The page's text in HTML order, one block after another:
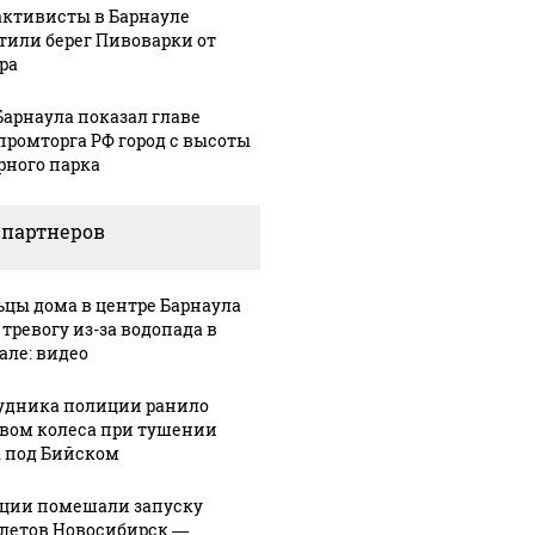
30 ноября, 10:27
министра
спорта и
в Барнауле
берег Пивоварки от
показал главе
РФ город с высоты
парка
дома в центре Барнаула
из-за водопада в
видео
полиции ранило
колеса при тушении
под Бийском
помешали запуску
Новосибирск —